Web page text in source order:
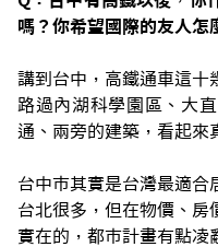
嗎？你希望國際的友人怎
講到台中，高鐵通車這十
路過內湖科學園區、大
通、兩旁的建築，看起來
台中市其實是台灣最適合
台北很多，但在物價、房
實在的，都市計畫有點凌